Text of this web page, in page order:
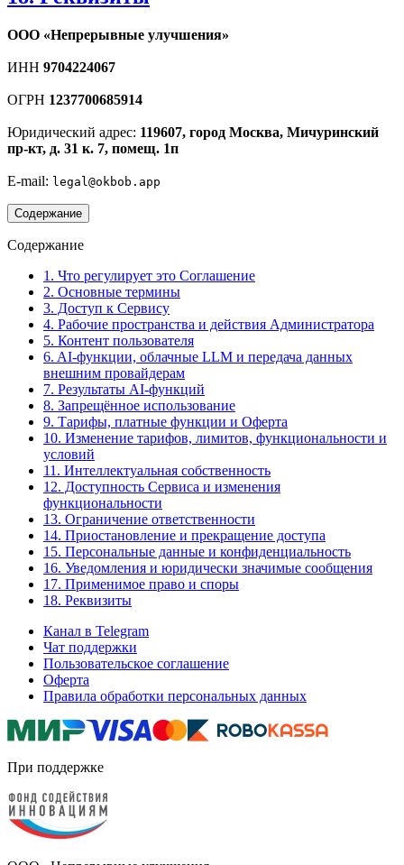
ООО «Непрерывные улучшения»
ИНН 9704224067
ОГРН 1237700685914
Юридический адрес: 119607, город Москва, Мичуринский
пр-кт, д. 31 к. 7, помещ. 1п
E-mail: legal@okbob.app
Содержание
Содержание
1. Что регулирует это Соглашение
2. Основные термины
3. Доступ к Сервису
4. Рабочие пространства и действия Администратора
5. Контент пользователя
6. AI-функции, облачные LLM и передача данных
внешним провайдерам
7. Результаты AI-функций
8. Запрещённое использование
9. Тарифы, платные функции и Оферта
10. Изменение тарифов, лимитов, функциональности и
условий
11. Интеллектуальная собственность
12. Доступность Сервиса и изменения
функциональности
13. Ограничение ответственности
14. Приостановление и прекращение доступа
15. Персональные данные и конфиденциальность
16. Уведомления и юридически значимые сообщения
17. Применимое право и споры
18. Реквизиты
Канал в Telegram
Чат поддержки
Пользовательское соглашение
Оферта
Правила обработки персональных данных
При поддержке